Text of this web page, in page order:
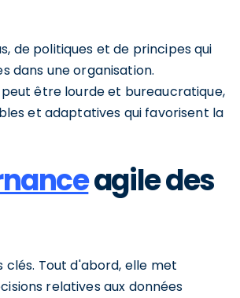
de politiques et de principes qui
dans une organisation.
être lourde et bureaucratique,
et adaptatives qui favorisent la
agile des
clés. Tout d'abord, elle met
relatives aux données